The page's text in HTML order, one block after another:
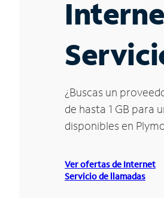
¿Buscas un
de hasta 1 GB para
disponibles en
Ver ofertas de Internet
Servicio de llamadas